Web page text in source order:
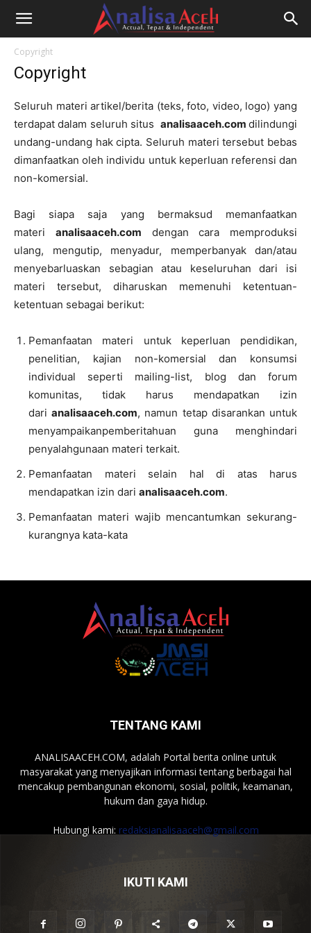
Copyright
Copyright
Seluruh materi artikel/berita (teks, foto, video, logo) yang
terdapat dalam seluruh situs analisaaceh.comdilindungi
undang-undang hak cipta. Seluruh materi tersebut bebas
dimanfaatkan oleh individu untuk keperluan referensi dan
non-komersial.
Bagi siapa saja yang bermaksud memanfaatkan
materi analisaaceh.com dengan cara memproduksi
ulang, mengutip, menyadur, memperbanyak dan/atau
menyebarluaskan sebagian atau keseluruhan dari isi
materi tersebut, diharuskan memenuhi ketentuan-
ketentuan sebagai berikut:
Pemanfaatan materi untuk keperluan pendidikan,
penelitian, kajian non-komersial dan konsumsi
individual seperti mailing-list, blog dan forum
komunitas, tidak harus mendapatkan izin
darianalisaaceh.com, namun tetap disarankan untuk
menyampaikanpemberitahuan guna menghindari
penyalahgunaan materi terkait.
Pemanfaatan materi selain hal di atas harus
mendapatkan izin dari analisaaceh.com.
Pemanfaatan materi wajib mencantumkan sekurang-
kurangnya kata-kata
TENTANG KAMI
ANALISAACEH.COM, adalah Portal berita online untuk
masyarakat yang menyajikan informasi tentang berbagai hal
mencakup pembangunan ekonomi, sosial, politik, keamanan,
hukum dan gaya hidup.
Hubungi kami: redaksianalisaaceh@gmail.com
IKUTI KAMI